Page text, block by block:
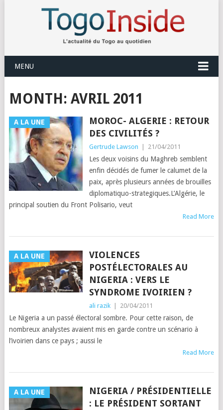
MENU
MONTH: AVRIL 2011
A LA UNE
MOROC- ALGERIE : RETOUR
DES CIVILITÉS ?
Gertrude Lawson 21/04/2011
Les deux voisins du Maghreb semblent
enfin décidés de fumer le calumet de la
paix, après plusieurs années de brouilles
diplomatiquo-strategiques.L’Algérie, le
principal soutien du Front Polisario, veut
Read More
A LA UNE
VIOLENCES
POSTÉLECTORALES AU
NIGERIA : VERS LE
SYNDROME IVOIRIEN ?
ali razik 20/04/2011
Le Nigeria a un passé électoral sombre. Pour cette raison, de
nombreux analystes avaient mis en garde contre un scénario à
l’ivoirien dans ce pays ; aussi le
Read More
A LA UNE
NIGERIA / PRÉSIDENTIELLE
: LE PRÉSIDENT SORTANT